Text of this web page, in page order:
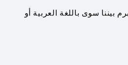
بيننا سوى باللغة العربية أو